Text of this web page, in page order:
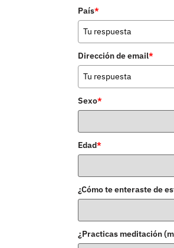
País*
Dirección de email*
Sexo*
Edad*
¿Cómo te enteraste de
¿Practicas meditación